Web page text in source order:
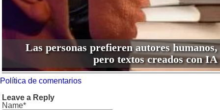
Las personas prefieren autores humanos,
pero textos creados con IA
Política de comentarios
Leave a Reply
Name*